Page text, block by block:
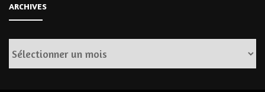
ARCHIVES
Archives